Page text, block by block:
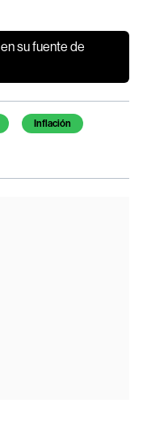
en su fuente de
Inflación